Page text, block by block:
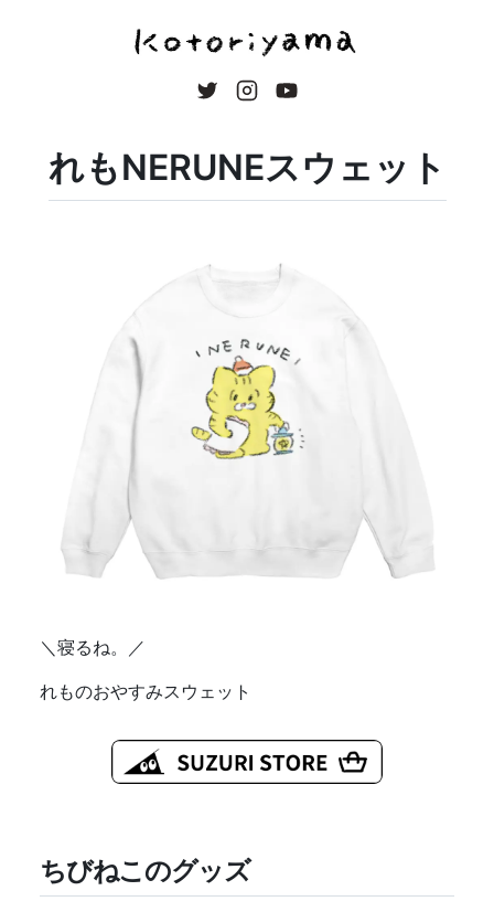
れもNERUNEスウェット
＼寝るね。／
れものおやすみスウェット
ちびねこのグッズ